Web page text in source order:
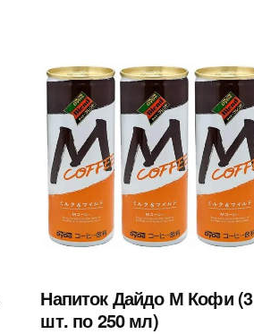
Напиток Дайдо М Кофи (3
шт. по 250 мл)